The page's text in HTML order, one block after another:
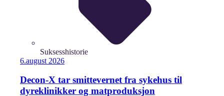
Suksesshistorie
6.august 2026
Decon-X tar smittevernet fra sykehus til
dyreklinikker og matproduksjon